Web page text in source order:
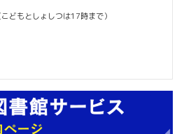
どもとしょしつは17時まで）